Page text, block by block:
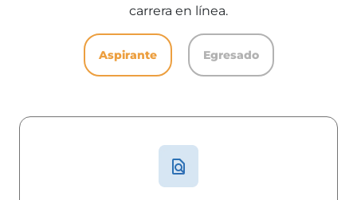
carrera en línea.
Aspirante Egresado